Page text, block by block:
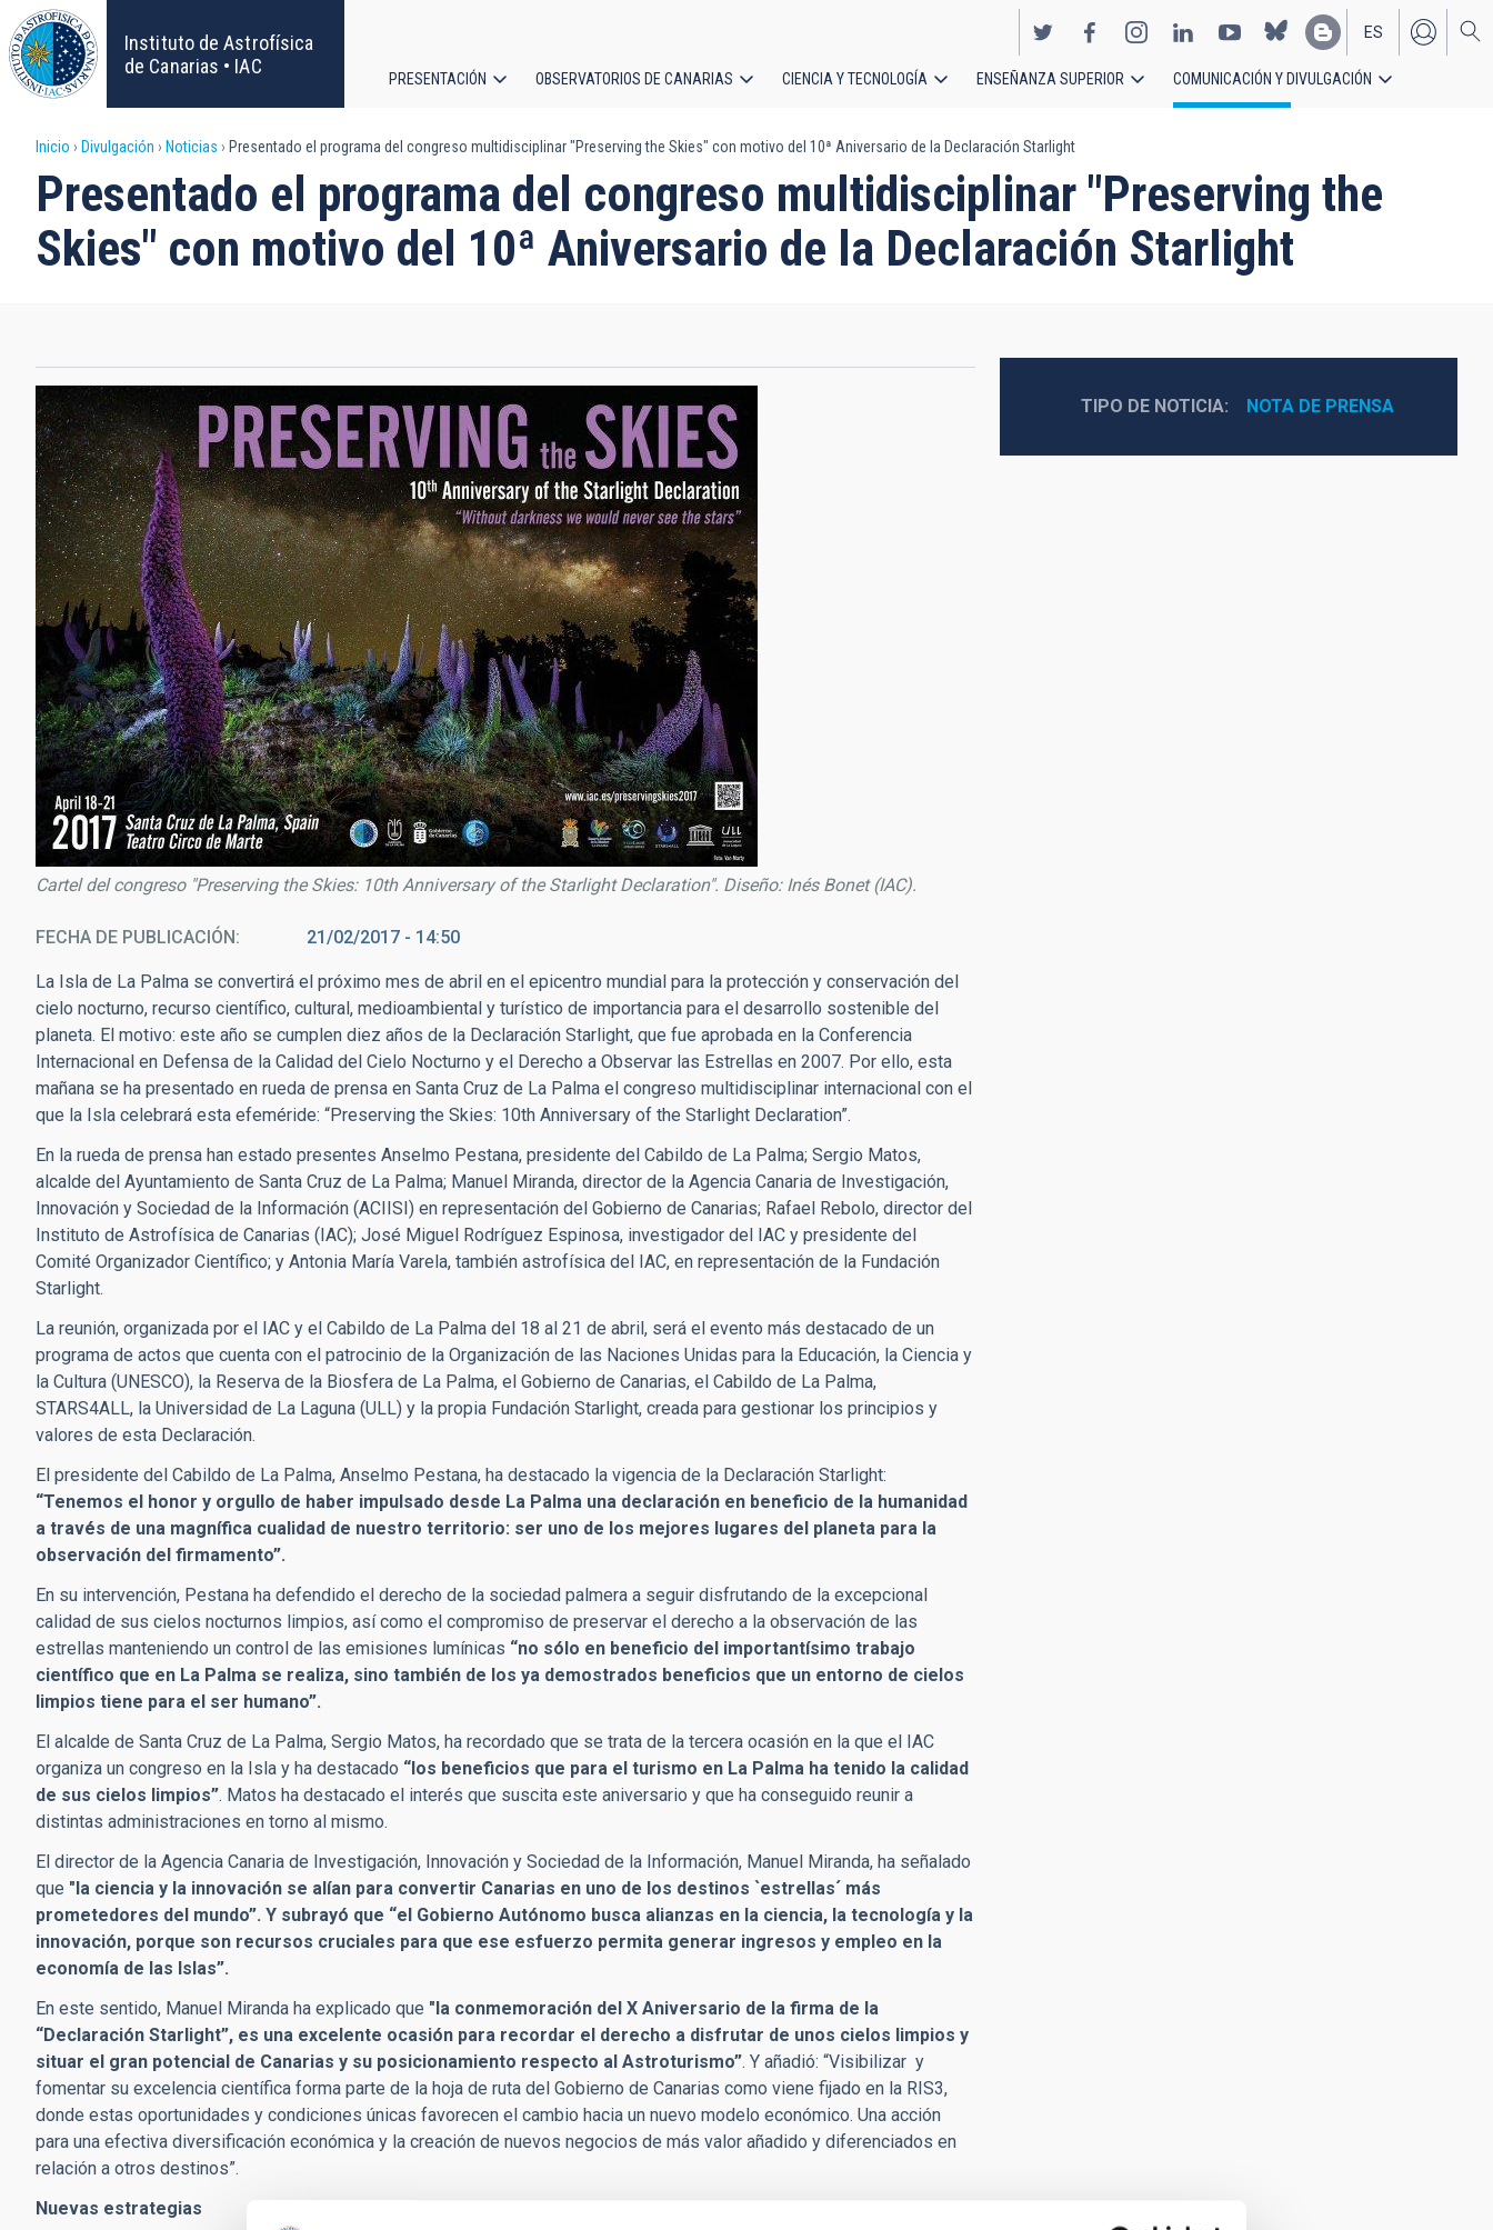
Pasar
al
contenido
principal
Instituto de Astrofísica
de Canarias • IAC
EN
ES
principal
PRESENTACIÓN OBSERVATORIOS DE CANARIAS CIENCIA Y TECNOLOGÍA ENSEÑANZA SUPERIOR COMUNICACIÓN Y DIVULGACIÓN
Sobrescribir
enlaces
de
a
la
navegación
Inicio Divulgación Noticias Presentado el programa del congreso multidisciplinar "Preserving the Skies" con motivo del 10ª Aniversario de la Declaración Starlight
Presentado el programa del congreso multidisciplinar "Preserving the
Skies" con motivo del 10ª Aniversario de la Declaración Starlight
Cartel del congreso "Preserving the Skies: 10th Anniversary of the Starlight Declaration". Diseño: Inés Bonet (IAC).
FECHA DE PUBLICACIÓN 21/02/2017 - 14:50
La Isla de La Palma se convertirá el próximo mes de abril en el epicentro mundial para la protección y conservación del
cielo nocturno, recurso científico, cultural, medioambiental y turístico de importancia para el desarrollo sostenible del
planeta. El motivo: este año se cumplen diez años de la Declaración Starlight, que fue aprobada en la Conferencia
Internacional en Defensa de la Calidad del Cielo Nocturno y el Derecho a Observar las Estrellas en 2007. Por ello, esta
mañana se ha presentado en rueda de prensa en Santa Cruz de La Palma el congreso multidisciplinar internacional con el
que la Isla celebrará esta efeméride: “Preserving the Skies: 10th Anniversary of the Starlight Declaration”.
En la rueda de prensa han estado presentes Anselmo Pestana, presidente del Cabildo de La Palma; Sergio Matos,
alcalde del Ayuntamiento de Santa Cruz de La Palma; Manuel Miranda, director de la Agencia Canaria de Investigación,
Innovación y Sociedad de la Información (ACIISI) en representación del Gobierno de Canarias; Rafael Rebolo, director del
Instituto de Astrofísica de Canarias (IAC); José Miguel Rodríguez Espinosa, investigador del IAC y presidente del
Comité Organizador Científico; y Antonia María Varela, también astrofísica del IAC, en representación de la Fundación
Starlight.
La reunión, organizada por el IAC y el Cabildo de La Palma del 18 al 21 de abril, será el evento más destacado de un
programa de actos que cuenta con el patrocinio de la Organización de las Naciones Unidas para la Educación, la Ciencia y
la Cultura (UNESCO), la Reserva de la Biosfera de La Palma, el Gobierno de Canarias, el Cabildo de La Palma,
STARS4ALL, la Universidad de La Laguna (ULL) y la propia Fundación Starlight, creada para gestionar los principios y
valores de esta Declaración.
El presidente del Cabildo de La Palma, Anselmo Pestana, ha destacado la vigencia de la Declaración Starlight:
“Tenemos el honor y orgullo de haber impulsado desde La Palma una declaración en beneficio de la humanidad
a través de una magnífica cualidad de nuestro territorio: ser uno de los mejores lugares del planeta para la
observación del firmamento”.
En su intervención, Pestana ha defendido el derecho de la sociedad palmera a seguir disfrutando de la excepcional
calidad de sus cielos nocturnos limpios, así como el compromiso de preservar el derecho a la observación de las
estrellas manteniendo un control de las emisiones lumínicas “no sólo en beneficio del importantísimo trabajo
científico que en La Palma se realiza, sino también de los ya demostrados beneficios que un entorno de cielos
limpios tiene para el ser humano”.
El alcalde de Santa Cruz de La Palma, Sergio Matos, ha recordado que se trata de la tercera ocasión en la que el IAC
organiza un congreso en la Isla y ha destacado “los beneficios que para el turismo en La Palma ha tenido la calidad
de sus cielos limpios”. Matos ha destacado el interés que suscita este aniversario y que ha conseguido reunir a
distintas administraciones en torno al mismo.
El director de la Agencia Canaria de Investigación, Innovación y Sociedad de la Información, Manuel Miranda, ha señalado
que "la ciencia y la innovación se alían para convertir Canarias en uno de los destinos `estrellas´ más
prometedores del mundo”. Y subrayó que “el Gobierno Autónomo busca alianzas en la ciencia, la tecnología y la
innovación, porque son recursos cruciales para que ese esfuerzo permita generar ingresos y empleo en la
economía de las Islas”.
En este sentido, Manuel Miranda ha explicado que "la conmemoración del X Aniversario de la firma de la
“Declaración Starlight”, es una excelente ocasión para recordar el derecho a disfrutar de unos cielos limpios y
situar el gran potencial de Canarias y su posicionamiento respecto al Astroturismo”. Y añadió: “Visibilizar y
fomentar su excelencia científica forma parte de la hoja de ruta del Gobierno de Canarias como viene fijado en la RIS3,
donde estas oportunidades y condiciones únicas favorecen el cambio hacia un nuevo modelo económico. Una acción
para una efectiva diversificación económica y la creación de nuevos negocios de más valor añadido y diferenciados en
relación a otros destinos”.
Nuevas estrategias
TIPO DE NOTICIA NOTA DE PRENSA